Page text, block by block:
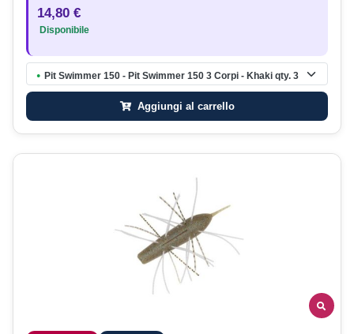
14,80 €
Disponibile
● Pit Swimmer 150 - Pit Swimmer 150 3 Corpi - Khaki qty. 3
Aggiungi al carrello